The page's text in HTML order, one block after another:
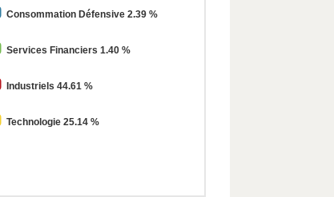
Consommation Défensive 2.39 %
Services Financiers 1.40 %
Industriels 44.61 %
Technologie 25.14 %